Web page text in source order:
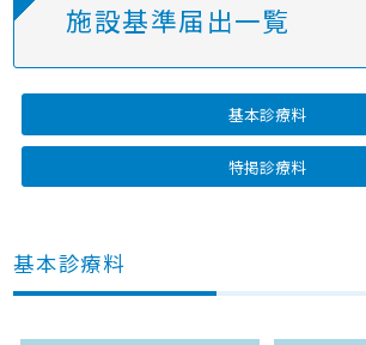
施設基準届出一覧
基本診療料
特掲診療料
基本診療料